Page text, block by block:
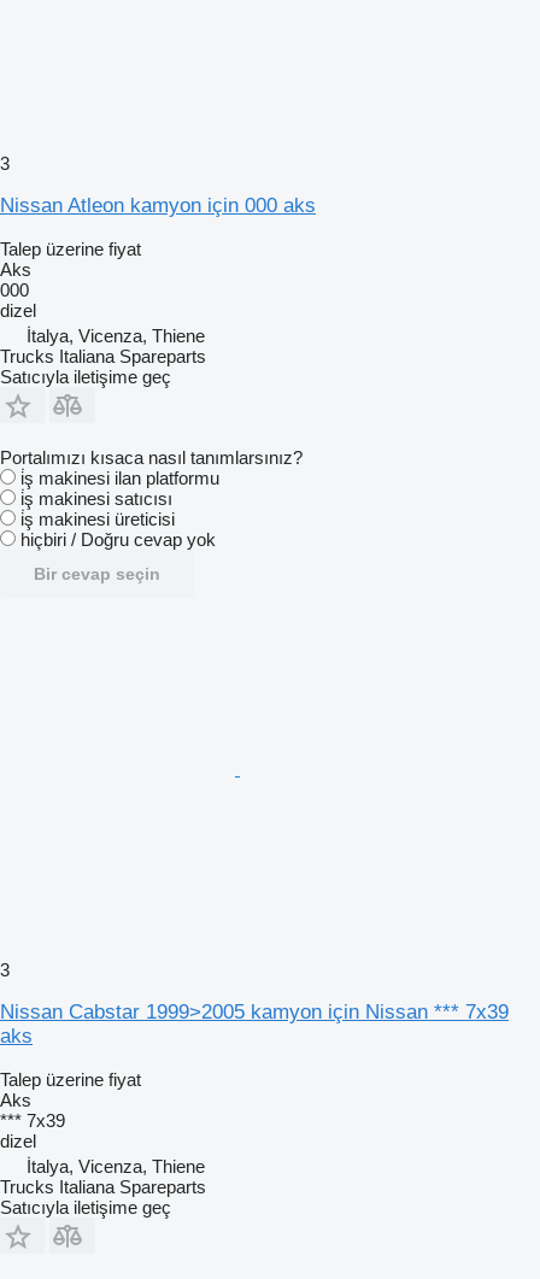
3
Nissan Atleon kamyon için 000 aks
Talep üzerine fiyat
Aks
000
dizel
İtalya, Vicenza, Thiene
Trucks Italiana Spareparts
Satıcıyla iletişime geç
Portalımızı kısaca nasıl tanımlarsınız?
i̇ş makinesi ilan platformu
i̇ş makinesi satıcısı
i̇ş makinesi üreticisi
hiçbiri / Doğru cevap yok
Bir cevap seçin
3
Nissan Cabstar 1999>2005 kamyon için Nissan *** 7x39
aks
Talep üzerine fiyat
Aks
*** 7x39
dizel
İtalya, Vicenza, Thiene
Trucks Italiana Spareparts
Satıcıyla iletişime geç